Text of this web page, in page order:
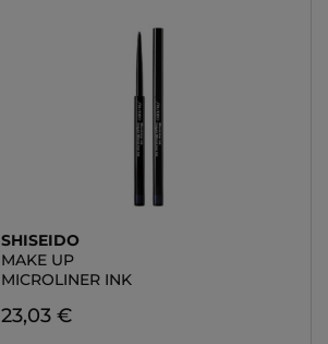
SHISEIDO
MAKE UP
MICROLINER INK
23,03 €